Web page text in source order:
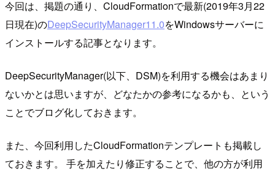
今回は、掲題の通り、CloudFormationで最新(2019年3月22
日現在)のDeepSecurityManager11.0をWindowsサーバーに
インストールする記事となります。
DeepSecurityManager(以下、DSM)を利用する機会はあまり
ないかとは思いますが、どなたかの参考になるかも、という
ことでブログ化しておきます。
また、今回利用したCloudFormationテンプレートも掲載し
ておきます。 手を加えたり修正することで、他の方が利用